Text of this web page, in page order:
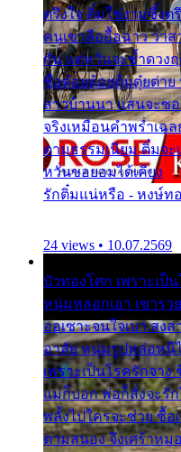
ตรึงใจ ติ๋มใช่งามซึ้ง
คนเขาลืออื้อฉาว ว่า
กัน แต่หวั่นจะช้ำดวง
ชื่อต๋อยต้อยตุ้มตุ๋ยต่าย
สาวบ้านนา แสนจะซ
จริงเหมือนคำพร่ำเฉ
ตามธรรมเนียม ติ๋มจะ
หวั่นขอยอมได้เคียง
รักติ๋มแน่หรือ - หงษ์ท
24 views • 10.07.2569
บัวทองโศก เพราะเ
หนุ่มหลอกเอา เขาร
ออเซาะจนใจเบา สง
อาลัย หนุ่มรูปหล่อหนี
เพราะเป็นโรครักจาง
แม่ก็บอก พ่อก็สั่งจะรั
พลั้งไปใครจะช่วย ซื้อ
ตามสนอง จึงเศร้าหม